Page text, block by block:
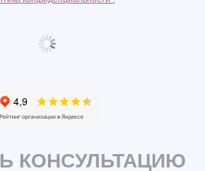
КОНСУЛЬТАЦИЮ